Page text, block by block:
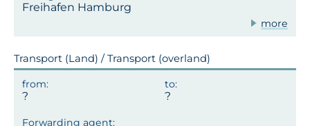
Freihafen Hamburg
more
Transport (Land) / Transport (overland)